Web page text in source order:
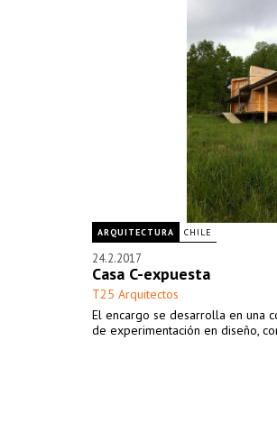
ARQUITECTURA CHILE
24.2.2017
Casa C-expuesta
T25 Arquitectos
El encargo se desarrolla en una
de experimentación en diseño,